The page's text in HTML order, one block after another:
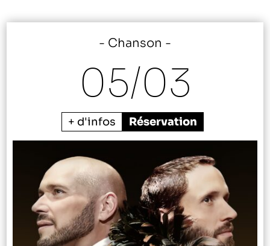
Chanson
05/03
+ d'infos Réservation